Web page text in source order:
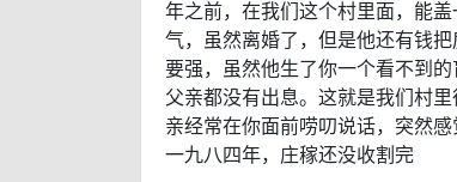
年之前，在我们这个村里面，能
气，虽然离婚了，但是他还有钱
要强，虽然他生了你一个看不到
父亲都没有出息。这就是我们村
亲经常在你面前唠叨说话，突然
一九八四年，庄稼还没收割完